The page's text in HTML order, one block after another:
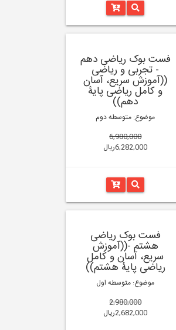
فست بوک ریاضی دهم
- تجربی و ریاضی
((آموزش سریع، آسان
و کامل ریاضی پایۀ
دهم))
موضوع: متوسطه دوم
6,980,000
6,282,000ریال
فست بوک ریاضی
هشتم -((آموزش
سریع، آسان و کامل
ریاضی پایۀ هشتم))
موضوع: متوسطه اول
2,980,000
2,682,000ریال